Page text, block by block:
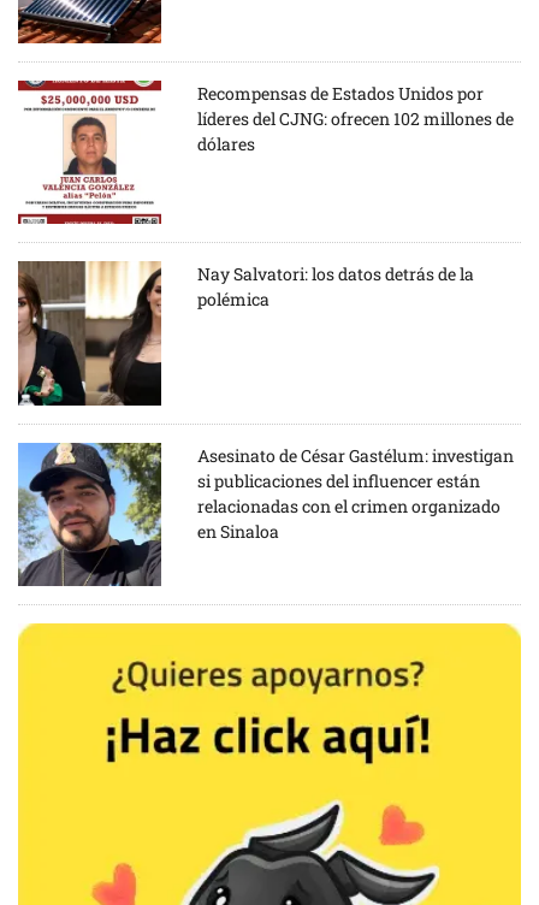
Recompensas de Estados Unidos por
líderes del CJNG: ofrecen 102 millones de
dólares
Nay Salvatori: los datos detrás de la
polémica
Asesinato de César Gastélum: investigan
si publicaciones del influencer están
relacionadas con el crimen organizado
en Sinaloa